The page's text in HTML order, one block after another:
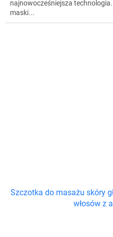
najnowocześniejsza
maski...
Szczotka do masażu skóry
włosów z